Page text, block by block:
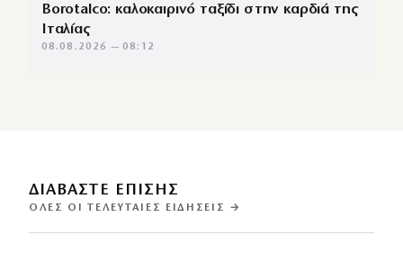
Borotalco: καλοκαιρινό ταξίδι στην καρδιά της
Ιταλίας
08.08.2026 — 08:12
ΔΙΑΒΑΣΤΕ ΕΠΙΣΗΣ
ΌΛΕΣ ΟΙ ΤΕΛΕΥΤΑΊΕΣ ΕΙΔΉΣΕΙΣ →